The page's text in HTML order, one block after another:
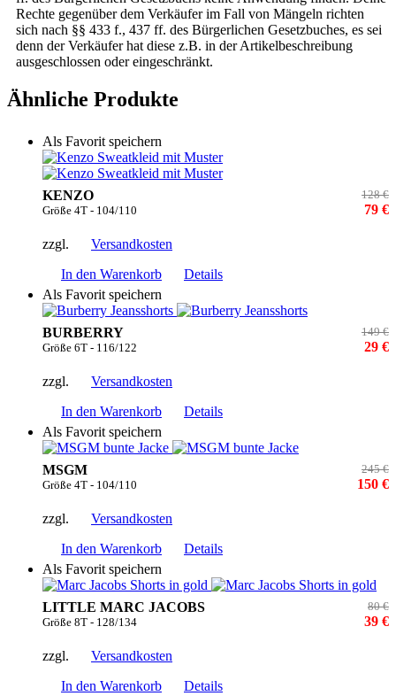
Rechte gegenüber dem Verkäufer im Fall von Mängeln richten
sich nach §§ 433 f., 437 ff. des Bürgerlichen Gesetzbuches, es sei
denn der Verkäufer hat diese z.B. in der Artikelbeschreibung
ausgeschlossen oder eingeschränkt.
Ähnliche Produkte
Als Favorit speichern
KENZO
Größe 4T - 104/110
128 €
79 €
zzgl.
Versandkosten
In den Warenkorb
Details
Als Favorit speichern
BURBERRY
Größe 6T - 116/122
149 €
29 €
zzgl.
Versandkosten
In den Warenkorb
Details
Als Favorit speichern
MSGM
Größe 4T - 104/110
245 €
150 €
zzgl.
Versandkosten
In den Warenkorb
Details
Als Favorit speichern
LITTLE MARC JACOBS
Größe 8T - 128/134
80 €
39 €
zzgl.
Versandkosten
In den Warenkorb
Details